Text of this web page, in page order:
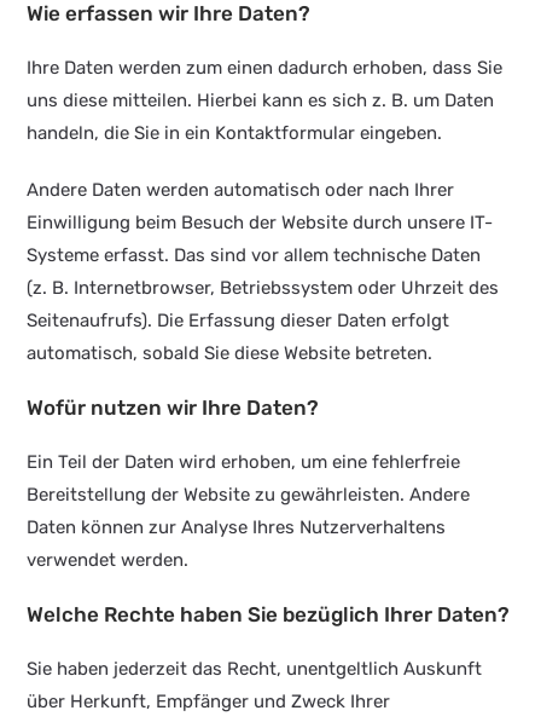
Wie erfassen wir Ihre Daten?
Ihre Daten werden zum einen dadurch erhoben, dass Sie
uns diese mitteilen. Hierbei kann es sich z. B. um Daten
handeln, die Sie in ein Kontaktformular eingeben.
Andere Daten werden automatisch oder nach Ihrer
Einwilligung beim Besuch der Website durch unsere IT-
Systeme erfasst. Das sind vor allem technische Daten
(z. B. Internetbrowser, Betriebssystem oder Uhrzeit des
Seitenaufrufs). Die Erfassung dieser Daten erfolgt
automatisch, sobald Sie diese Website betreten.
Wofür nutzen wir Ihre Daten?
Ein Teil der Daten wird erhoben, um eine fehlerfreie
Bereitstellung der Website zu gewährleisten. Andere
Daten können zur Analyse Ihres Nutzerverhaltens
verwendet werden.
Welche Rechte haben Sie bezüglich Ihrer Daten?
Sie haben jederzeit das Recht, unentgeltlich Auskunft
über Herkunft, Empfänger und Zweck Ihrer